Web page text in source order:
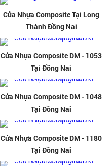
Cửa Nhựa Composite Tại Long
Thành Đồng Nai
Cửa Nhựa Composite DM - 1053
Tại Đồng Nai
Cửa Nhựa Composite DM - 1048
Tại Đồng Nai
Cửa Nhựa Composite DM - 1180
Tại Đồng Nai